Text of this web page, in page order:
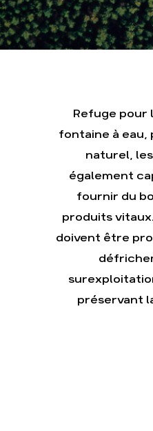
Soutenir les
campagnes
Transmettre tout
ou partie de son
Actualités
presse
Contact
Refuge pour
fontaine à eau,
naturel,
également
fournir du
produits
doivent être
préservant